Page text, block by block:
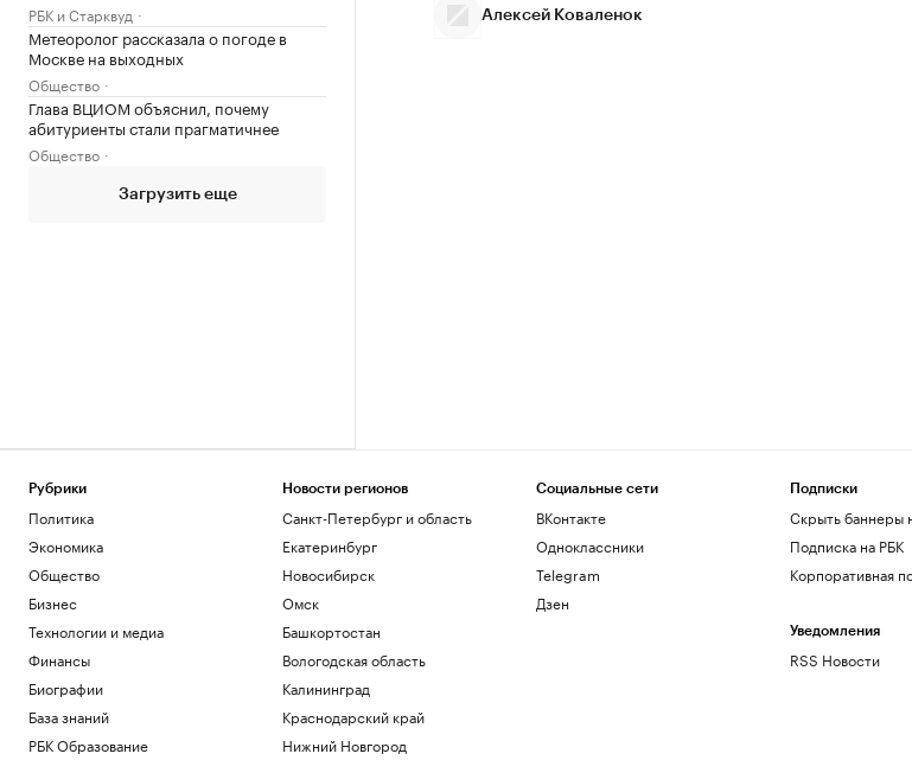
РБК и Старквуд
Метеоролог рассказала о погоде в
Москве на выходных
Общество
Глава ВЦИОМ объяснил, почему
абитуриенты стали прагматичнее
Общество
Загрузить еще
Алексей Коваленок
Рубрики
Политика
Экономика
Общество
Бизнес
Технологии и медиа
Финансы
Биографии
База знаний
РБК Образование
Новости регионов
Санкт-Петербург и область
Екатеринбург
Новосибирск
Омск
Башкортостан
Вологодская область
Калининград
Краснодарский край
Нижний Новгород
Социальные сети
ВКонтакте
Одноклассники
Telegram
Дзен
Подписки
Скрыть баннеры
Подписка на РБК
Корпоративная
Уведомления
RSS Новости